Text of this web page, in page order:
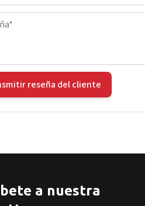
reseña del cliente
a nuestra